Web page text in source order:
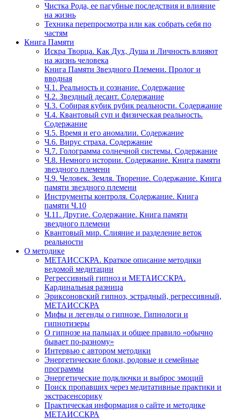
Чистка Рода, ее пагубные последствия и влияние
на жизнь
Техника перепросмотра или как собрать себя по
частям
Книга Памяти
Искра Творца. Как Дух, Душа и Личность влияют
на жизнь человека
Книга Памяти Звездного Племени. Пролог и
вводная
Ч.1. Реальность и сознание. Содержание
Ч.2. Звездный десант. Содержание
Ч.3. Собирая кубик рубик реальности. Содержание
Ч.4. Квантовый суп и физическая реальность.
Содержание
Ч.5. Время и его аномалии. Содержание
Ч.6. Вирус страха. Содержание
Ч.7. Голограмма солнечной системы. Содержание
Ч.8. Немного истории. Содержание. Книга памяти
звездного племени
Ч.9. Человек. Земля. Творение. Содержание. Книга
памяти звездного племени
Инструменты контроля. Содержание. Книга
памяти Ч.10
Ч.11. Другие. Содержание. Книга памяти
звездного племени
Квантовый мир. Слияние и разделение веток
реальности
О методике
МЕТАИССКРА. Краткое описание методики
ведомой медитации
Регрессивный гипноз и МЕТАИССКРА.
Кардинальная разница
Эриксоновский гипноз, эстрадный, регрессивный,
МЕТАИССКРА
Мифы и легенды о гипнозе. Гипнологи и
гипнотизеры
О гипнозе на пальцах и общее правило «обычно
бывает по-разному»
Интервью с автором методики
Энергетические блоки, родовые и семейные
программы
Энергетические подключки и выброс эмоций
Поиск пропавших через медитативные практики и
экстрасенсорику
Практическая информация о сайте и методике
МЕТАИССКРА